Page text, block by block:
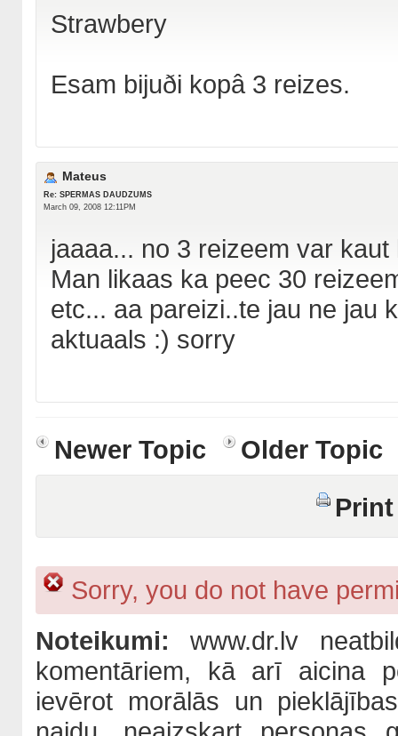
Strawbery
Esam bijuði kopâ 3 reizes.
Mateus
Re: SPERMAS DAUDZUMS
March 09, 2008 12:11PM
jaaaa... no 3 reizeem var
Man likaas ka peec 30
etc... aa pareizi..te jau ne jau
aktuaals :) sorry
Newer Topic
Older Topic
Sorry, you do not have
Noteikumi:www.dr.lv
komentāriem, kā arī aicina
ievērot morālās un